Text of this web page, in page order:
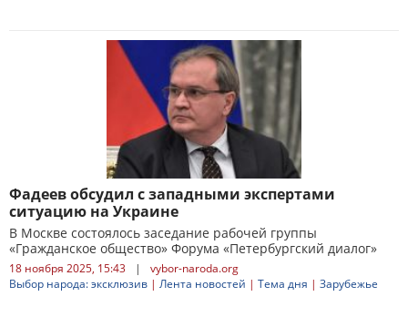
Фадеев обсудил с западными экспертами
ситуацию на Украине
В Москве состоялось заседание рабочей группы
«Гражданское общество» Форума «Петербургский диалог»
18 ноября 2025, 15:43 |
vybor-naroda.org
Выбор народа: эксклюзив | Лента новостей | Тема дня | Зарубежье